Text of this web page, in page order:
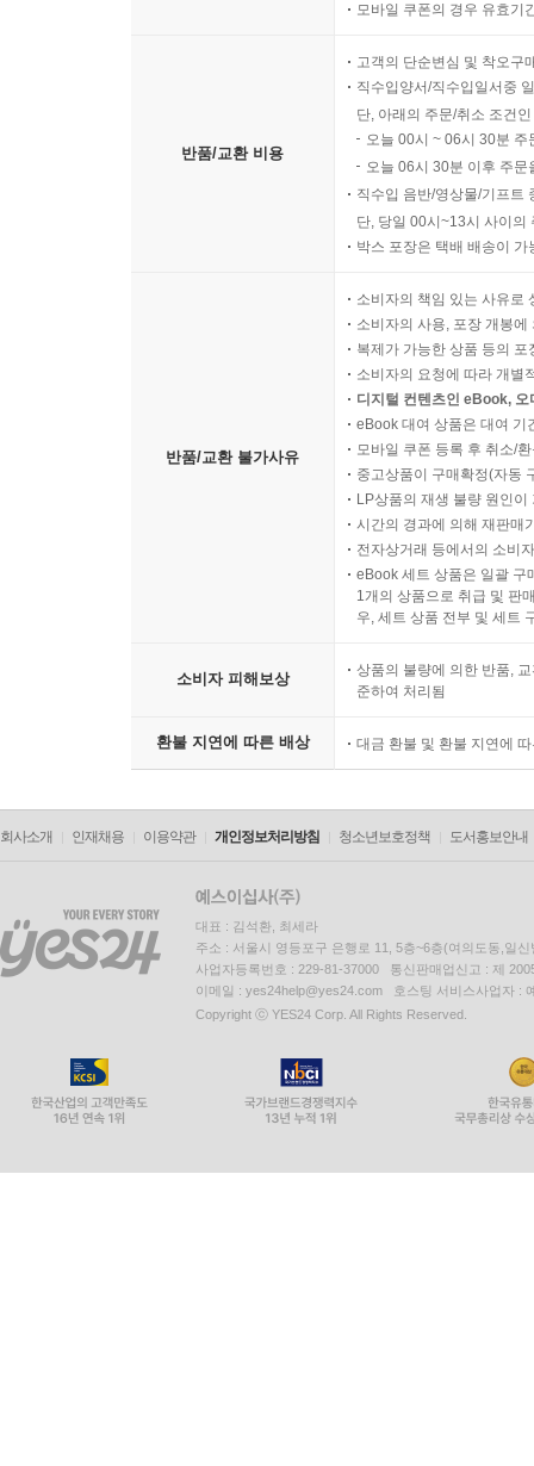
모바일 쿠폰의 경우 유효기
반품/교환 비용
고객의 단순변심 및 착오구
직수입양서/직수입일서중
단, 아래의 주문/취소 조건
오늘 00시 ~ 06시 30분
오늘 06시 30분 이후 주
직수입 음반/영상물/기프트
단, 당일 00시~13시 사이의
박스 포장은 택배 배송이
반품/교환 불가사유
소비자의 책임 있는 사유로
소비자의 사용, 포장 개봉
복제가 가능한 상품 등의
소비자의 요청에 따라 개별
디지털 컨텐츠인 eBook,
eBook 대여 상품은 대여 기
모바일 쿠폰 등록 후 취소/
중고상품이 구매확정(자동
LP상품의 재생 불량 원인
시간의 경과에 의해 재판매
전자상거래 등에서의 소비
eBook 세트 상품은 일괄 구
1개의 상품으로 취급 및 판
우, 세트 상품 전부 및 세트
소비자 피해보상
상품의 불량에 의한 반품,
준하여 처리됨
환불 지연에 따른 배상 대금 환불 및 환불 지연에
회사소개 인재채용 이용약관 개인정보처리방침 청소년보호정책 도서홍보안내
대표 : 김석환, 최세라
주소 : 서울시 영등포구 은행로 11, 5층~6층(여의도동,일신
사업자등록번호 : 229-81-37000 통신판매업신고 : 제
이메일 : yes24help@yes24.com 호스팅 서비스사업자 :
Copyright ⓒ YES24 Corp. All Rights Reserved.